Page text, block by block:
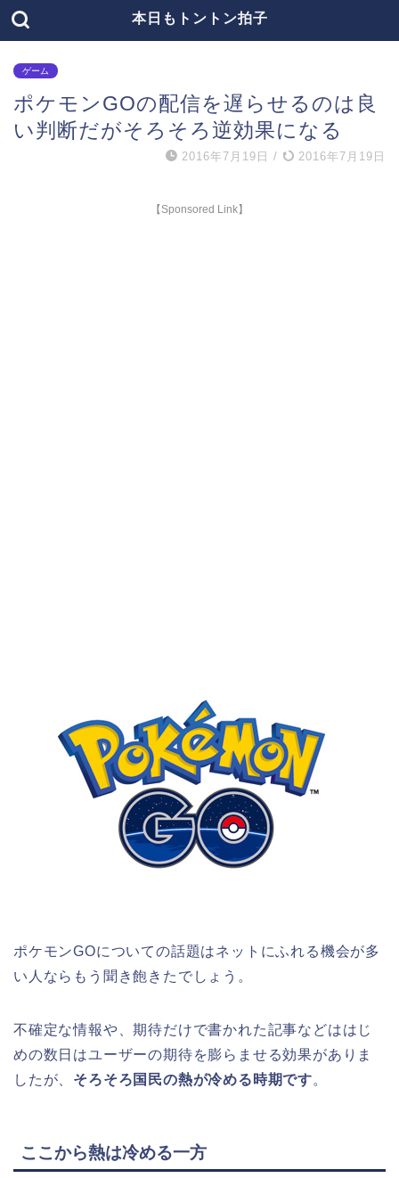
本日もトントン拍子
ゲーム
ポケモンGOの配信を遅らせるのは良
い判断だがそろそろ逆効果になる
2016年7月19日 / 2016年7月19日
【Sponsored Link】
ポケモンGOについての話題はネットにふれる機会が多
い人ならもう聞き飽きたでしょう。
不確定な情報や、期待だけで書かれた記事などははじ
めの数日はユーザーの期待を膨らませる効果がありま
したが、 そろそろ国民の熱が冷める時期です。
ここから熱は冷める一方